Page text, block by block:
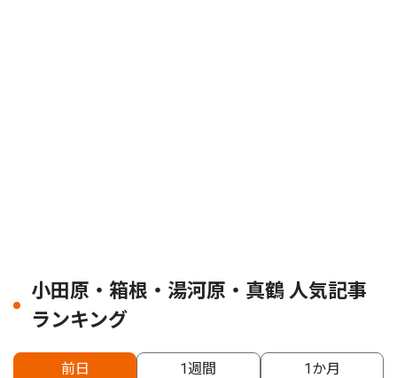
小田原・箱根・湯河原・真鶴 人気記事
ランキング
前日 1週間 1か月